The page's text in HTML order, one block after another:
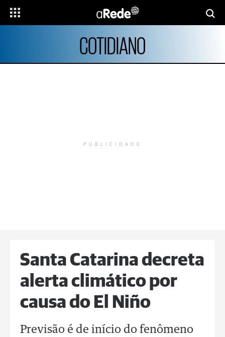
COTIDIANO
PUBLICIDADE
Santa Catarina decreta
alerta climático por
causa do El Niño
Previsão é de início do fenômeno